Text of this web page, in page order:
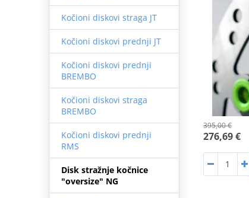
Kočioni diskovi straga JT
Kočioni diskovi prednji JT
Kočioni diskovi prednji
BREMBO
Kočioni diskovi straga
BREMBO
Kočioni diskovi prednji
RMS
Disk stražnje kočnice
"oversize" NG
395,00 €
276,69 €